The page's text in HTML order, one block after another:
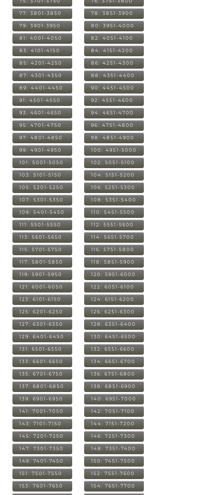
77: 3801-3850 78: 3851-3900
79: 3901-3950 80: 3951-4000
81: 4001-4050 82: 4051-4100
83: 4101-4150 84: 4151-4200
85: 4201-4250 86: 4251-4300
87: 4301-4350 88: 4351-4400
89: 4401-4450 90: 4451-4500
91: 4501-4550 92: 4551-4600
93: 4601-4650 94: 4651-4700
95: 4701-4750 96: 4751-4800
97: 4801-4850 98: 4851-4900
99: 4901-4950 100: 4951-5000
101: 5001-5050 102: 5051-5100
103: 5101-5150 104: 5151-5200
105: 5201-5250 106: 5251-5300
107: 5301-5350 108: 5351-5400
109: 5401-5450 110: 5451-5500
111: 5501-5550 112: 5551-5600
113: 5601-5650 114: 5651-5700
115: 5701-5750 116: 5751-5800
117: 5801-5850 118: 5851-5900
119: 5901-5950 120: 5951-6000
121: 6001-6050 122: 6051-6100
123: 6101-6150 124: 6151-6200
125: 6201-6250 126: 6251-6300
127: 6301-6350 128: 6351-6400
129: 6401-6450 130: 6451-6500
131: 6501-6550 132: 6551-6600
133: 6601-6650 134: 6651-6700
135: 6701-6750 136: 6751-6800
137: 6801-6850 138: 6851-6900
139: 6901-6950 140: 6951-7000
141: 7001-7050 142: 7051-7100
143: 7101-7150 144: 7151-7200
145: 7201-7250 146: 7251-7300
147: 7301-7350 148: 7351-7400
149: 7401-7450 150: 7451-7500
151: 7501-7550 152: 7551-7600
153: 7601-7650 154: 7651-7700